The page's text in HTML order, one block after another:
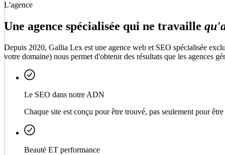
L'agence
Une agence spécialisée qui ne travaille
Depuis 2020, Gallia Lex est une agence web et SEO spécialisée
votre domaine) nous permet d'obtenir des résultats que les agences
Le SEO dans notre ADN
Chaque site est conçu pour être trouvé, pas seulement pour être
Beauté ET performance